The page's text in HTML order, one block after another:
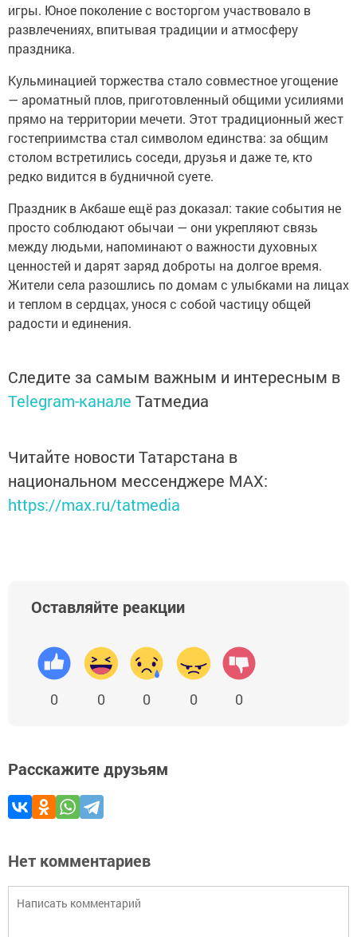
игры. Юное поколение с восторгом участвовало в
развлечениях, впитывая традиции и атмосферу
праздника.
Кульминацией торжества стало совместное угощение
— ароматный плов, приготовленный общими усилиями
прямо на территории мечети. Этот традиционный жест
гостеприимства стал символом единства: за общим
столом встретились соседи, друзья и даже те, кто
редко видится в будничной суете.
Праздник в Акбаше ещё раз доказал: такие события не
просто соблюдают обычаи — они укрепляют связь
между людьми, напоминают о важности духовных
ценностей и дарят заряд доброты на долгое время.
Жители села разошлись по домам с улыбками на лицах
и теплом в сердцах, унося с собой частицу общей
радости и единения.
Следите за самым важным и интересным в
Telegram-канале Татмедиа
Читайте новости Татарстана в
национальном мессенджере MАХ:
https://max.ru/tatmedia
Оставляйте реакции
0 0 0 0 0
Расскажите друзьям
Нет комментариев